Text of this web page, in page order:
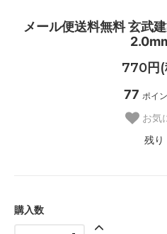
メール便送料無料 玄武
770円(
77 ポイ
お気
残り
購入数